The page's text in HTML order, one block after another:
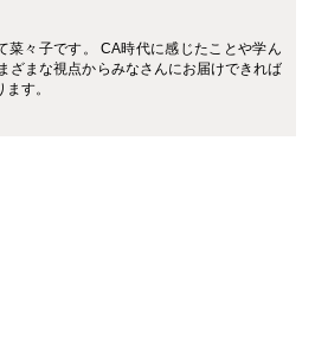
菜々子です。 CA時代に感じたことや学ん
ざまな視点からみなさんにお届けできれば
す。